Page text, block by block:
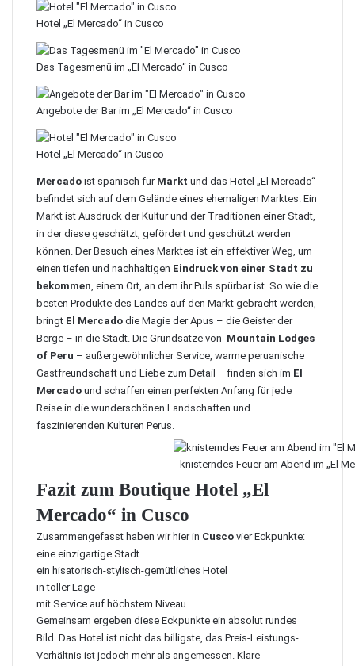
Hotel „El Mercado“ in Cusco
Das Tagesmenü im „El Mercado“ in Cusco
Angebote der Bar im „El Mercado“ in Cusco
Hotel „El Mercado“ in Cusco
Mercado ist spanisch für Markt und das Hotel „El Mercado“
befindet sich auf dem Gelände eines ehemaligen Marktes. Ein
Markt ist Ausdruck der Kultur und der Traditionen einer Stadt,
in der diese geschätzt, gefördert und geschützt werden
können. Der Besuch eines Marktes ist ein effektiver Weg, um
einen tiefen und nachhaltigen Eindruck von einer Stadt zu
bekommen, einem Ort, an dem ihr Puls spürbar ist. So wie die
besten Produkte des Landes auf den Markt gebracht werden,
bringt El Mercado die Magie der Apus – die Geister der
Berge – in die Stadt. Die Grundsätze von Mountain Lodges
of Peru – außergewöhnlicher Service, warme peruanische
Gastfreundschaft und Liebe zum Detail – finden sich im El
Mercado und schaffen einen perfekten Anfang für jede
Reise in die wunderschönen Landschaften und
faszinierenden Kulturen Perus.
knisterndes Feuer am Abend im „El
Fazit zum Boutique Hotel „El
Mercado“ in Cusco
Zusammengefasst haben wir hier in Cusco vier Eckpunkte:
eine einzigartige Stadt
ein hisatorisch-stylisch-gemütliches Hotel
in toller Lage
mit Service auf höchstem Niveau
Gemeinsam ergeben diese Eckpunkte ein absolut rundes
Bild. Das Hotel ist nicht das billigste, das Preis-Leistungs-
Verhältnis ist jedoch mehr als angemessen. Klare